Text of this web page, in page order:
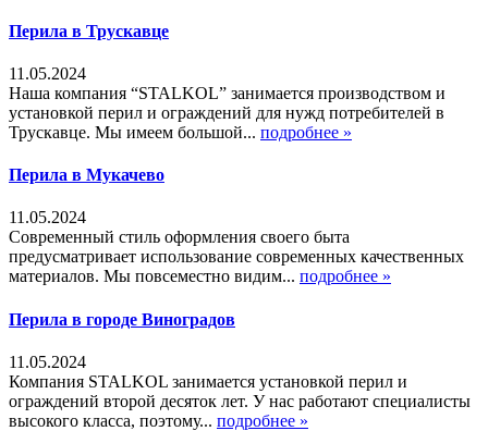
Перила в Трускавце
11.05.2024
Наша компания “STALKOL” занимается производством и
установкой перил и ограждений для нужд потребителей в
Трускавце. Мы имеем большой... подробнее »
Перила в Мукачево
11.05.2024
Современный стиль оформления своего быта
предусматривает использование современных качественных
материалов. Мы повсеместно видим... подробнее »
Перила в городе Виноградов
11.05.2024
Компания STALKOL занимается установкой перил и
ограждений второй десяток лет. У нас работают специалисты
высокого класса, поэтому... подробнее »